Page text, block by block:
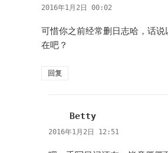
道：
2016年1月2日 00:02
可惜你之前经常删日志哈，话
在吧？
回复
Betty
道：
2016年1月2日 12:51